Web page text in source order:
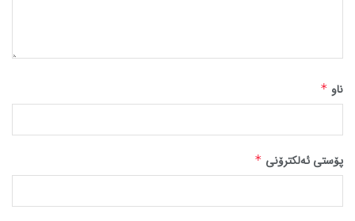
ناو *
پۆستی ئەلکترۆنی *